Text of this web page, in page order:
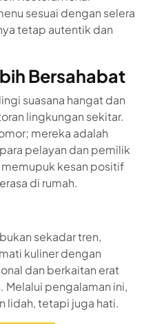
sesuai dengan selera
tetap autentik dan
Bersahabat
suasana hangat dan
lingkungan sekitar.
mereka adalah
pelayan dan pemilik
kesan positif
di rumah.
sekadar tren,
kuliner dengan
dan berkaitan erat
pengalaman ini,
lidah, tetapi juga hati.